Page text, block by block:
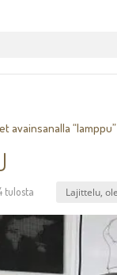
avainsanalla “lamppu”
tulosta